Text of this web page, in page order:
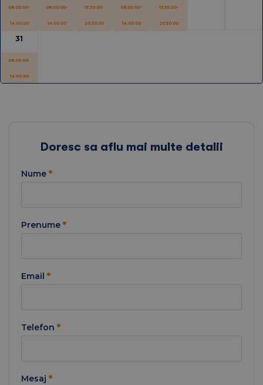
08:00:00-
14:00:00
08:00:00-
14:00:00
13:30:00-
20:30:00
08:00:00-
14:00:00
13:30:00-
20:30:00
31
08:00:00-
14:00:00
Doresc sa aflu mai multe detalii
Nume *
Prenume *
Email *
Telefon *
Mesaj *